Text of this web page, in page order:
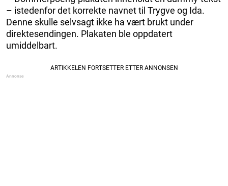
– istedenfor det korrekte navnet til Trygve og Ida.
Denne skulle selvsagt ikke ha vært brukt under
direktesendingen. Plakaten ble oppdatert
umiddelbart.